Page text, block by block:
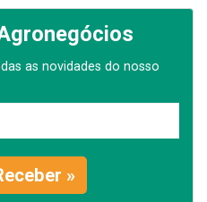
as novidades do nosso
»